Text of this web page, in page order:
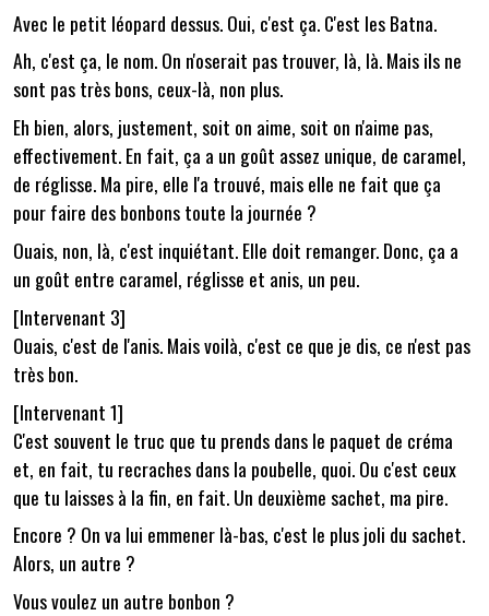
Avec le petit léopard dessus. Oui, c'est ça. C'est les Batna.
Ah, c'est ça, le nom. On n'oserait pas trouver, là, là. Mais ils ne
sont pas très bons, ceux-là, non plus.
Eh bien, alors, justement, soit on aime, soit on n'aime pas,
effectivement. En fait, ça a un goût assez unique, de caramel,
de réglisse. Ma pire, elle l'a trouvé, mais elle ne fait que ça
pour faire des bonbons toute la journée ?
Ouais, non, là, c'est inquiétant. Elle doit remanger. Donc, ça a
un goût entre caramel, réglisse et anis, un peu.
[Intervenant 3]
Ouais, c'est de l'anis. Mais voilà, c'est ce que je dis, ce n'est pas
très bon.
[Intervenant 1]
C'est souvent le truc que tu prends dans le paquet de créma
et, en fait, tu recraches dans la poubelle, quoi. Ou c'est ceux
que tu laisses à la fin, en fait. Un deuxième sachet, ma pire.
Encore ? On va lui emmener là-bas, c'est le plus joli du sachet.
Alors, un autre ?
Vous voulez un autre bonbon ?